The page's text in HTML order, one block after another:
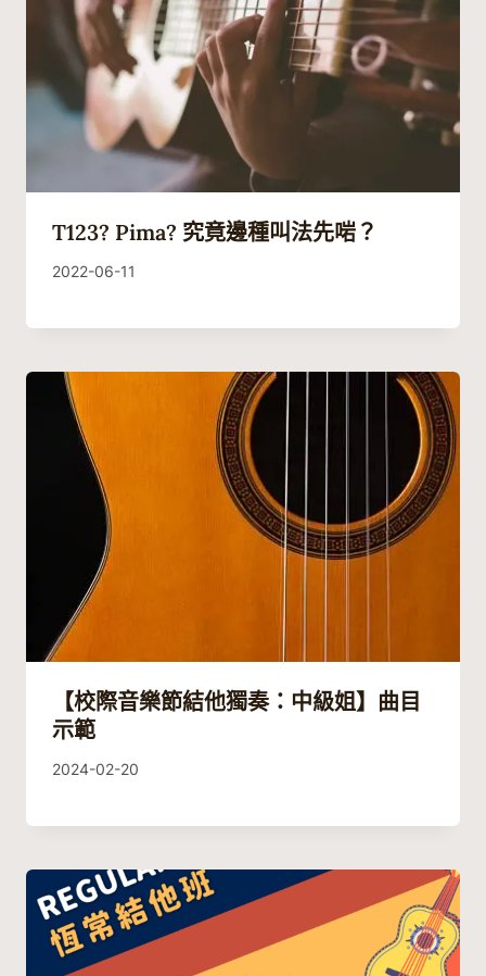
T123? Pima? 究竟邊種叫法先啱？
By
2022-06-11
【校際音樂節結他獨奏：中級姐】曲目
示範
By
2024-02-20